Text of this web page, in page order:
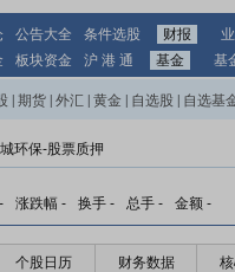
公告大全 条件选股 财报
板块资金 沪 港 通 基金 基
期货 外汇 黄金 自选股 自选基
环保-股票质押
- 涨跌幅 - 换手 - 总手 - 金额 -
个股日历 财务数据